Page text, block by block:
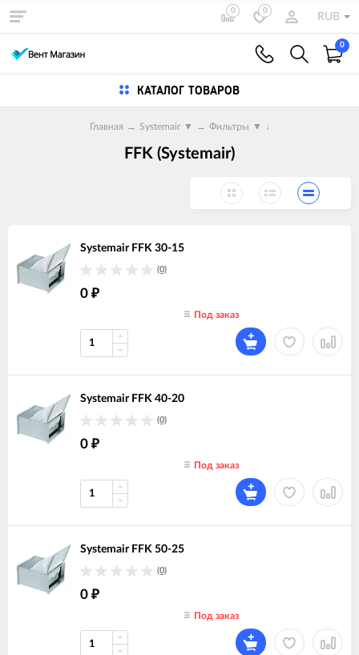
0 0
RUB
0
КАТАЛОГ ТОВАРОВ
Главная → Systemair ▼ → Фильтры ▼ ↓
FFK (Systemair)
Systemair FFK 30-15
(0)
0 ₽
Под заказ
Systemair FFK 40-20
(0)
0 ₽
Под заказ
Systemair FFK 50-25
(0)
0 ₽
Под заказ